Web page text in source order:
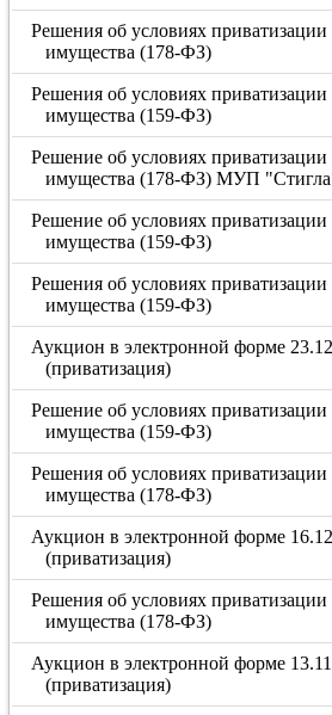
Решения об условиях
имущества (178-ФЗ)
Решения об условиях
имущества (159-ФЗ)
Решение об условиях
имущества (178-ФЗ) МУП
Решение об условиях
имущества (159-ФЗ)
Решения об условиях
имущества (159-ФЗ)
Аукцион в электронной форме
(приватизация)
Решение об условиях
имущества (159-ФЗ)
Решения об условиях
имущества (178-ФЗ)
Аукцион в электронной форме
(приватизация)
Решения об условиях
имущества (178-ФЗ)
Аукцион в электронной форме
(приватизация)